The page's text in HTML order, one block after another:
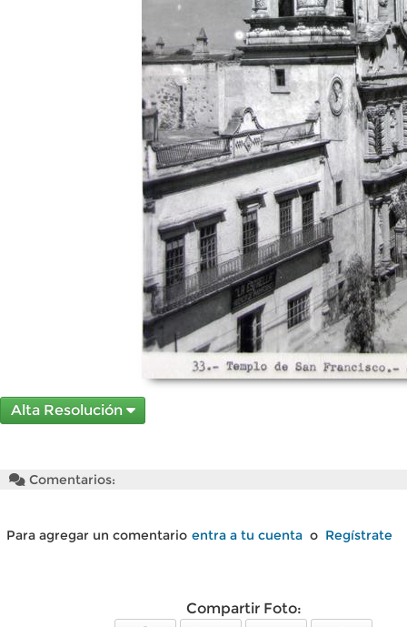
Alta Resolución
Comentarios:
Para agregar un comentario entra a tu cuenta o Regístrate
Compartir Foto: